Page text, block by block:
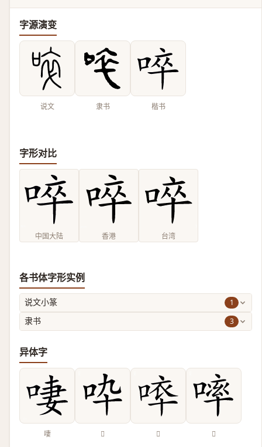
字源演变
说文 隶书 楷书
字形对比
中国大陆 香港 台湾
各书体字形实例
说文小篆 1
隶书 3
异体字
啛 𠯥 𠵒 𠻜